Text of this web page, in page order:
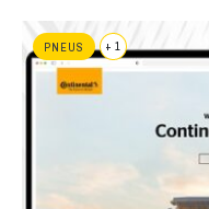
PNEUS + 1